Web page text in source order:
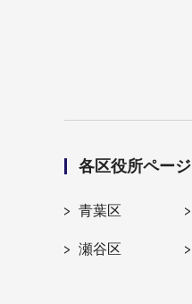
各区役所ページ
青葉区
瀬谷区